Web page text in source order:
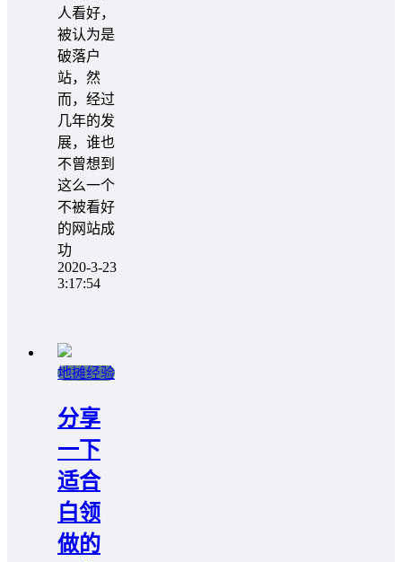
人看好，
被认为是
破落户
站，然
而，经过
几年的发
展，谁也
不曾想到
这么一个
不被看好
的网站成
功
2020-3-23
3:17:54
地摊经验
分享
一下
适合
白领
做的